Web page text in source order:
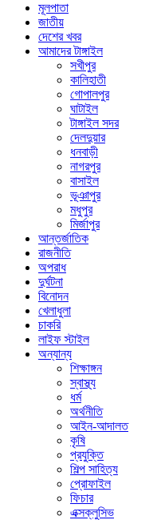
মূলপাতা
জাতীয়
দেশের খবর
আমাদের টাঙ্গাইল
সখীপুর
কালিহাতী
গোপালপুর
ঘাটাইল
টাঙ্গাইল সদর
দেলদুয়ার
ধনবাড়ী
নাগরপুর
বাসাইল
ভূঞাপুর
মধুপুর
মির্জাপুর
আন্তর্জাতিক
রাজনীতি
অপরাধ
দুর্ঘটনা
বিনোদন
খেলাধুলা
চাকরি
লাইফ স্টাইল
অন্যান্য
শিক্ষাঙ্গন
স্বাস্থ্য
ধর্ম
অর্থনীতি
আইন-আদালত
কৃষি
প্রযুক্তি
শিল্প সাহিত্য
প্রোফাইল
ফিচার
এক্সক্লুসিভ